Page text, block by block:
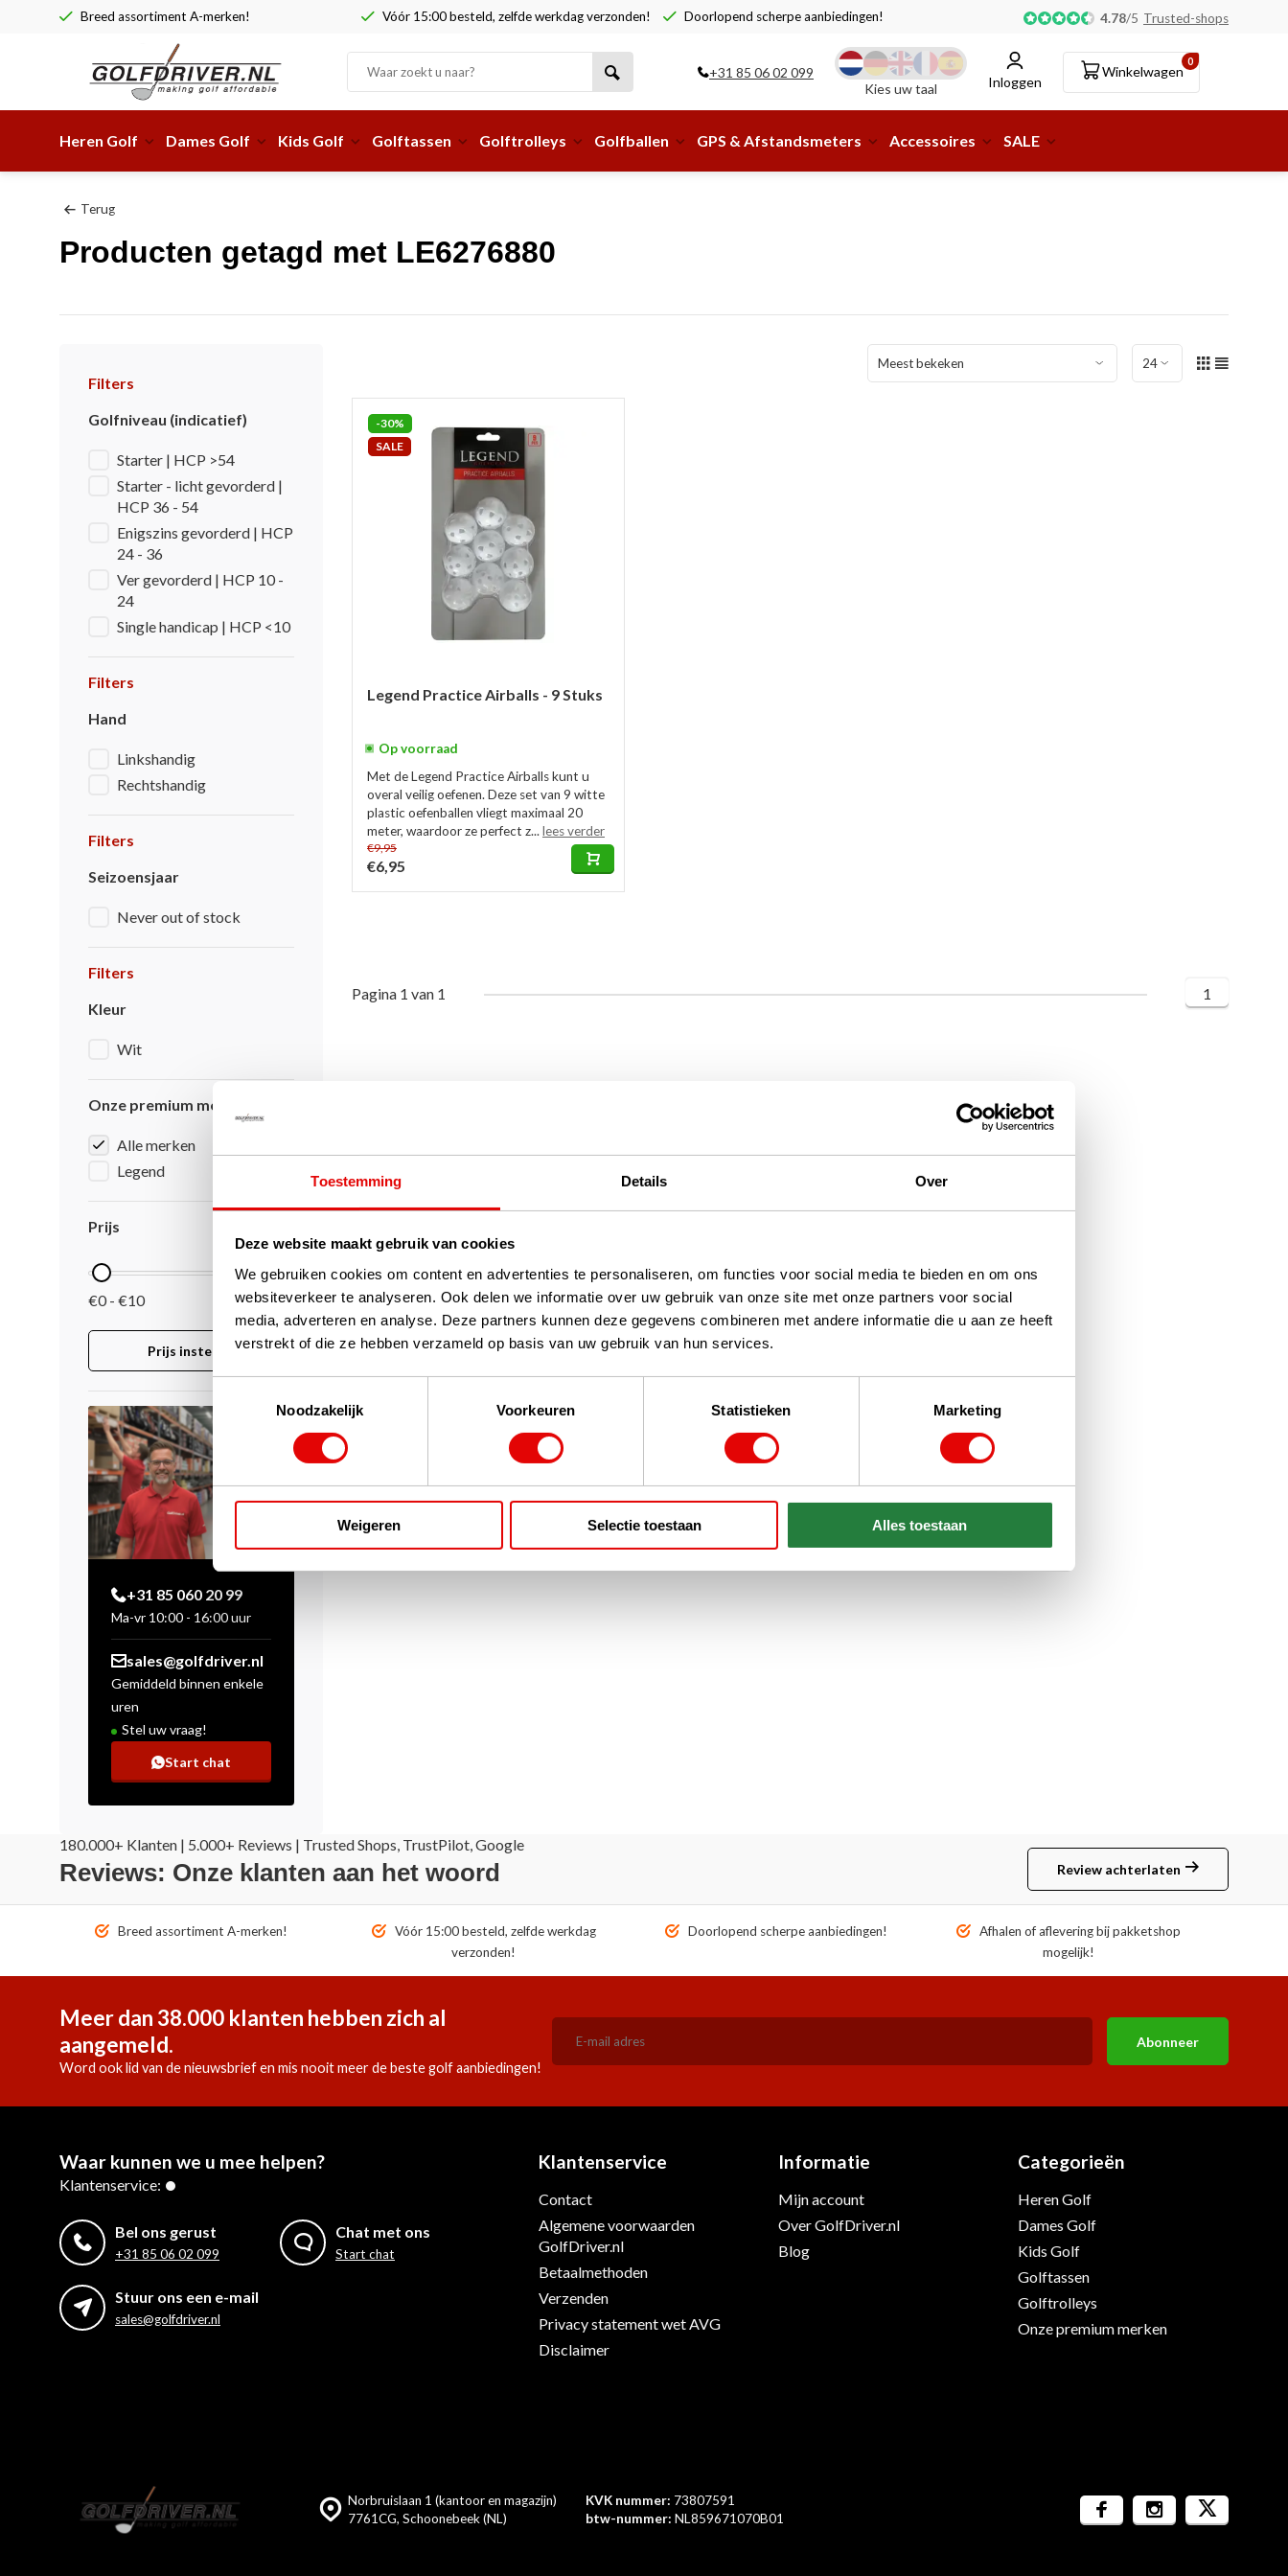
Toestemming Details Over
Deze website maakt gebruik van cookies
We gebruiken cookies om content en advertenties te personaliseren, om functies voor social media te bieden en om ons
websiteverkeer te analyseren. Ook delen we informatie over uw gebruik van onze site met onze partners voor social
media, adverteren en analyse. Deze partners kunnen deze gegevens combineren met andere informatie die u aan ze heeft
verstrekt of die ze hebben verzameld op basis van uw gebruik van hun services.
Noodzakelijk
Voorkeuren Statistieken Marketing
Weigeren Selectie toestaan Alles toestaan
Breed assortiment A-merken! Vóór 15:00 besteld, zelfde werkdag verzonden! Doorlopend scherpe aanbiedingen! Afhalen of aflevering bij pakketshop mogelijk!
4.78/5 Trusted-shops
+31 85 06 02 099
Kies uw taal
Inloggen
0
Winkelwagen
Heren Golf Dames Golf Kids Golf Golftassen Golftrolleys Golfballen GPS & Afstandsmeters Accessoires SALE
Terug
Producten getagd met LE6276880
Filters
Golfniveau (indicatief)
Starter | HCP >54
Starter - licht gevorderd |
HCP 36 - 54
Enigszins gevorderd | HCP
24 - 36
Ver gevorderd | HCP 10 -
24
Single handicap | HCP <10
Filters
Hand
Linkshandig
Rechtshandig
Filters
Seizoensjaar
Never out of stock
Filters
Kleur
Wit
Onze premium merken
Alle merken
Legend
Prijs
€0 - €10
Prijs instellen
+31 85 060 20 99
Ma-vr 10:00 - 16:00 uur
sales@golfdriver.nl
Gemiddeld binnen enkele
uren
Stel uw vraag!
Start chat
-30%
SALE
Legend Practice Airballs - 9 Stuks
Op voorraad
Met de Legend Practice Airballs kunt u
overal veilig oefenen. Deze set van 9 witte
plastic oefenballen vliegt maximaal 20
meter, waardoor ze perfect z... lees verder
€9,95
€6,95
Pagina 1 van 1 1
180.000+ Klanten | 5.000+ Reviews | Trusted Shops, TrustPilot, Google
Reviews: Onze klanten aan het woord Review achterlaten
Breed assortiment A-merken!
Vóór 15:00 besteld, zelfde werkdag
verzonden!
Doorlopend scherpe aanbiedingen!
Afhalen of aflevering bij pakketshop
mogelijk!
Meer dan 38.000 klanten hebben zich al
aangemeld.
Word ook lid van de nieuwsbrief en mis nooit meer de beste golf aanbiedingen!
Abonneer
Waar kunnen we u mee helpen?
Klantenservice:
Bel ons gerust
+31 85 06 02 099
Chat met ons
Start chat
Stuur ons een e-mail
sales@golfdriver.nl
Klantenservice
Contact
Algemene voorwaarden
GolfDriver.nl
Betaalmethoden
Verzenden
Privacy statement wet AVG
Disclaimer
Informatie
Mijn account
Over GolfDriver.nl
Blog
Categorieën
Heren Golf
Dames Golf
Kids Golf
Golftassen
Golftrolleys
Onze premium merken
Norbruislaan 1 (kantoor en magazijn)
7761CG, Schoonebeek (NL)
KVK nummer: 73807591
btw-nummer: NL859671070B01